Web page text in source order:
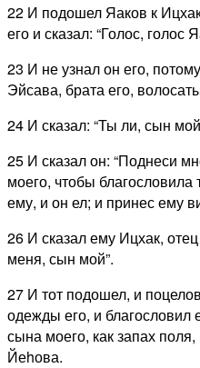
22 И подошел Яаков к
его и сказал: “Голос, голос
23 И не узнал он его,
Эйсава, брата его,
24 И сказал: “Ты ли, сын
25 И сказал он: “Поднеси
моего, чтобы
ему, и он ел; и принес ему
26 И сказал ему Ицхак,
меня, сын мой”.
27 И тот подошел, и
одежды его, и благословил
сына моего, как запах
Йеhова.